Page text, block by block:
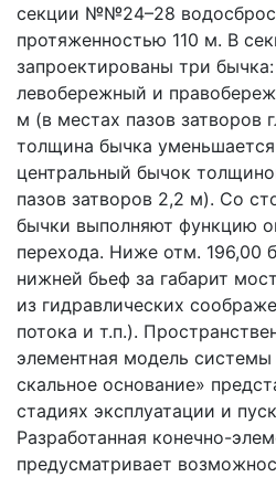
секции №№24–28
протяженностью 110 м. В
запроектированы три
левобережный и
м (в местах пазов затворов
толщина бычка
центральный бычок
пазов затворов 2,2 м). Со
бычки выполняют функцию
перехода. Ниже отм. 196,00
нижней бьеф за габарит
из гидравлических
потока и т.п.).
элементная модель
скальное основание»
стадиях эксплуатации и
Разработанная конечно-
предусматривает